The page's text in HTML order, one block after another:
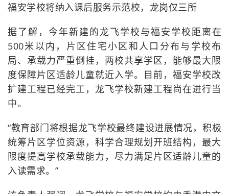
福安学校将纳入课后服务示范校，龙岗仅三所
据了解，今年新建的龙飞学校与福安学校距离在
500米以内，片区住宅小区和人口分布与学校布
局、承载力严重倒挂，两校共享学区，能够最大限
度保障片区适龄儿童就近入学。目前，福安学校改
扩建工程已经完工，龙飞学校新建工程尚在进行当
中。
“教育部门将根据龙飞学校最终建设进展情况，积极
统筹片区学位资源，科学合理规划开班结构，最大
限度提高学校承载能力，尽力满足片区适龄儿童的
入读需求。”